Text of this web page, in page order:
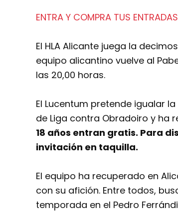
ENTRA Y COMPRA TUS ENTRADAS
El HLA Alicante juega la
equipo alicantino vuelve al
las 20,00 horas.
El Lucentum pretende igualar
de Liga contra Obradoiro y ha
18 años entran gratis. Para
invitación en taquilla.
El equipo ha recuperado en
con su afición. Entre todos,
temporada en el Pedro